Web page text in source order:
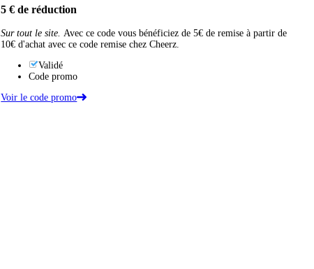
5 € de réduction
Sur tout le site. Avec ce code vous bénéficiez de 5€ de remise à partir de
10€ d'achat avec ce code remise chez Cheerz.
Validé
Code promo
Voir le code promo